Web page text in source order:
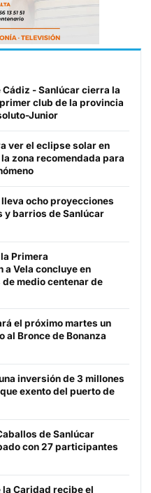
Cádiz - Sanlúcar cierra la
club de la provincia
Junior
ver el eclipse solar en
zona recomendada para
lleva ocho proyecciones
y barrios de Sanlúcar
Primera
a Vela concluye en
de medio centenar de
el próximo martes un
al Bronce de Bonanza
inversión de 3 millones
exento del puerto de
de Sanlúcar
con 27 participantes
la Caridad recibe el